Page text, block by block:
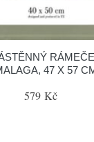
47 X 57
579 Kč